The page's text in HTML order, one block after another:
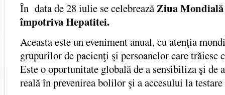
În data de 28 iulie se celebreazăZiua
împotriva Hepatitei.
Aceasta este un eveniment anual, cu atenţia
grupurilor de pacienţi şi persoanelor care trăiesc
Este o oportunitate globală de a sensibiliza şi de
reală în prevenirea bolilor şi a accesului la